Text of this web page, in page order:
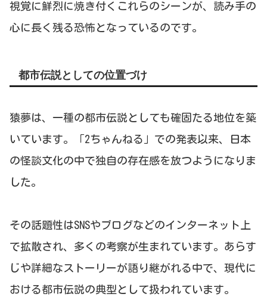
視覚に鮮烈に焼き付くこれらのシーンが、読み手の
心に長く残る恐怖となっているのです。
都市伝説としての位置づけ
猿夢は、一種の都市伝説としても確固たる地位を築
いています。「2ちゃんねる」での発表以来、日本
の怪談文化の中で独自の存在感を放つようになりま
した。
その話題性はSNSやブログなどのインターネット上
で拡散され、多くの考察が生まれています。あらす
じや詳細なストーリーが語り継がれる中で、現代に
おける都市伝説の典型として扱われています。